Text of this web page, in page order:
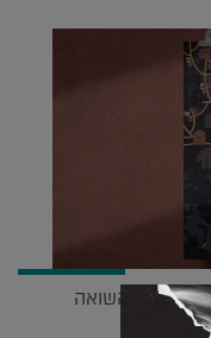
של יום השואה